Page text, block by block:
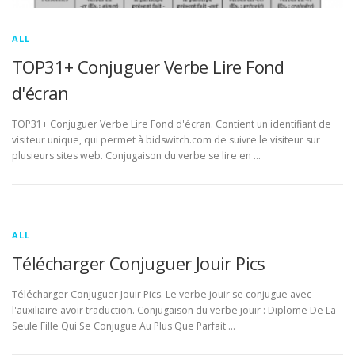
ALL
TOP31+ Conjuguer Verbe Lire Fond
d'écran
TOP31+ Conjuguer Verbe Lire Fond d'écran. Contient un identifiant de
visiteur unique, qui permet à bidswitch.com de suivre le visiteur sur
plusieurs sites web. Conjugaison du verbe se lire en …
ALL
Télécharger Conjuguer Jouir Pics
Télécharger Conjuguer Jouir Pics. Le verbe jouir se conjugue avec
l'auxiliaire avoir traduction. Conjugaison du verbe jouir : Diplome De La
Seule Fille Qui Se Conjugue Au Plus Que Parfait …